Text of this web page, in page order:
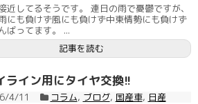
近してるそうです。 連日の雨で憂鬱ですが、
にも負けず風にも負けず中東情勢にも負けず
ばってます。 ...
記事を読む
ライン用にタイヤ交換!!
4/11 コラム, ブログ, 国産車, 日産